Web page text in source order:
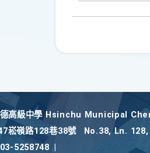
德高級中學 Hsinchu Municipal
崧嶺路128巷38號
No.38, Ln.
03-5258748